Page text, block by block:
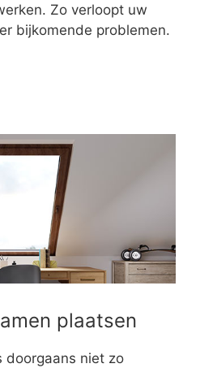
Zo verloopt uw
bijkomende problemen.
plaatsen
doorgaans niet zo